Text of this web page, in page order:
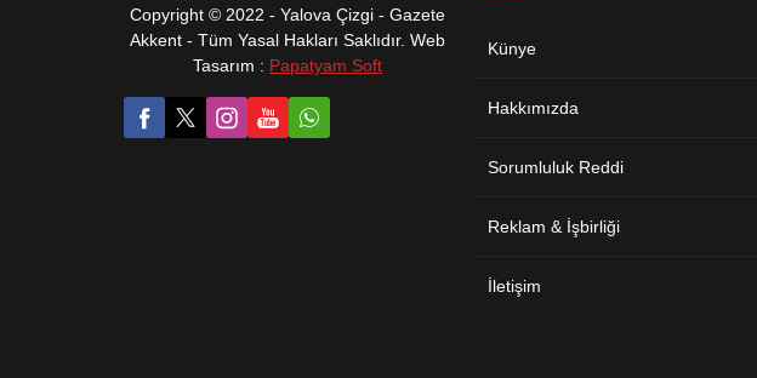
Copyright © 2022 - Yalova Çizgi - Gazete
Akkent - Tüm Yasal Hakları Saklıdır. Web
Tasarım : Papatyam Soft
Künye
Hakkımızda
Sorumluluk Reddi
Reklam & İşbirliği
İletişim